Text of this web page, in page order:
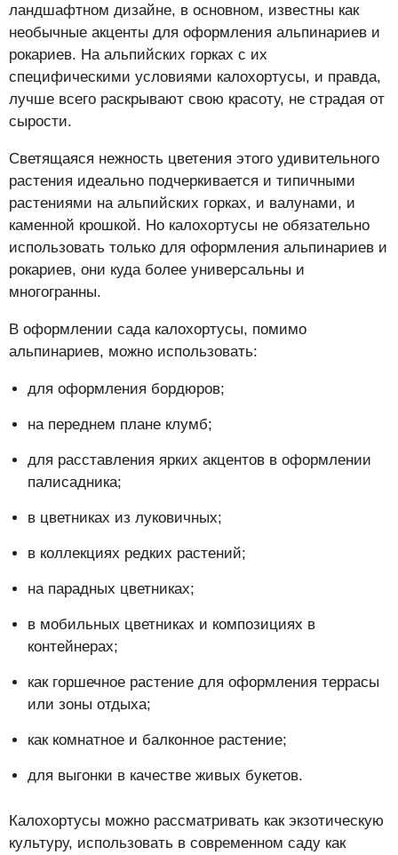
ландшафтном дизайне, в основном, известны как
необычные акценты для оформления альпинариев и
рокариев. На альпийских горках с их
специфическими условиями калохортусы, и правда,
лучше всего раскрывают свою красоту, не страдая от
сырости.
Светящаяся нежность цветения этого удивительного
растения идеально подчеркивается и типичными
растениями на альпийских горках, и валунами, и
каменной крошкой. Но калохортусы не обязательно
использовать только для оформления альпинариев и
рокариев, они куда более универсальны и
многогранны.
В оформлении сада калохортусы, помимо
альпинариев, можно использовать:
для оформления бордюров;
на переднем плане клумб;
для расставления ярких акцентов в оформлении
палисадника;
в цветниках из луковичных;
в коллекциях редких растений;
на парадных цветниках;
в мобильных цветниках и композициях в
контейнерах;
как горшечное растение для оформления террасы
или зоны отдыха;
как комнатное и балконное растение;
для выгонки в качестве живых букетов.
Калохортусы можно рассматривать как экзотическую
культуру, использовать в современном саду как